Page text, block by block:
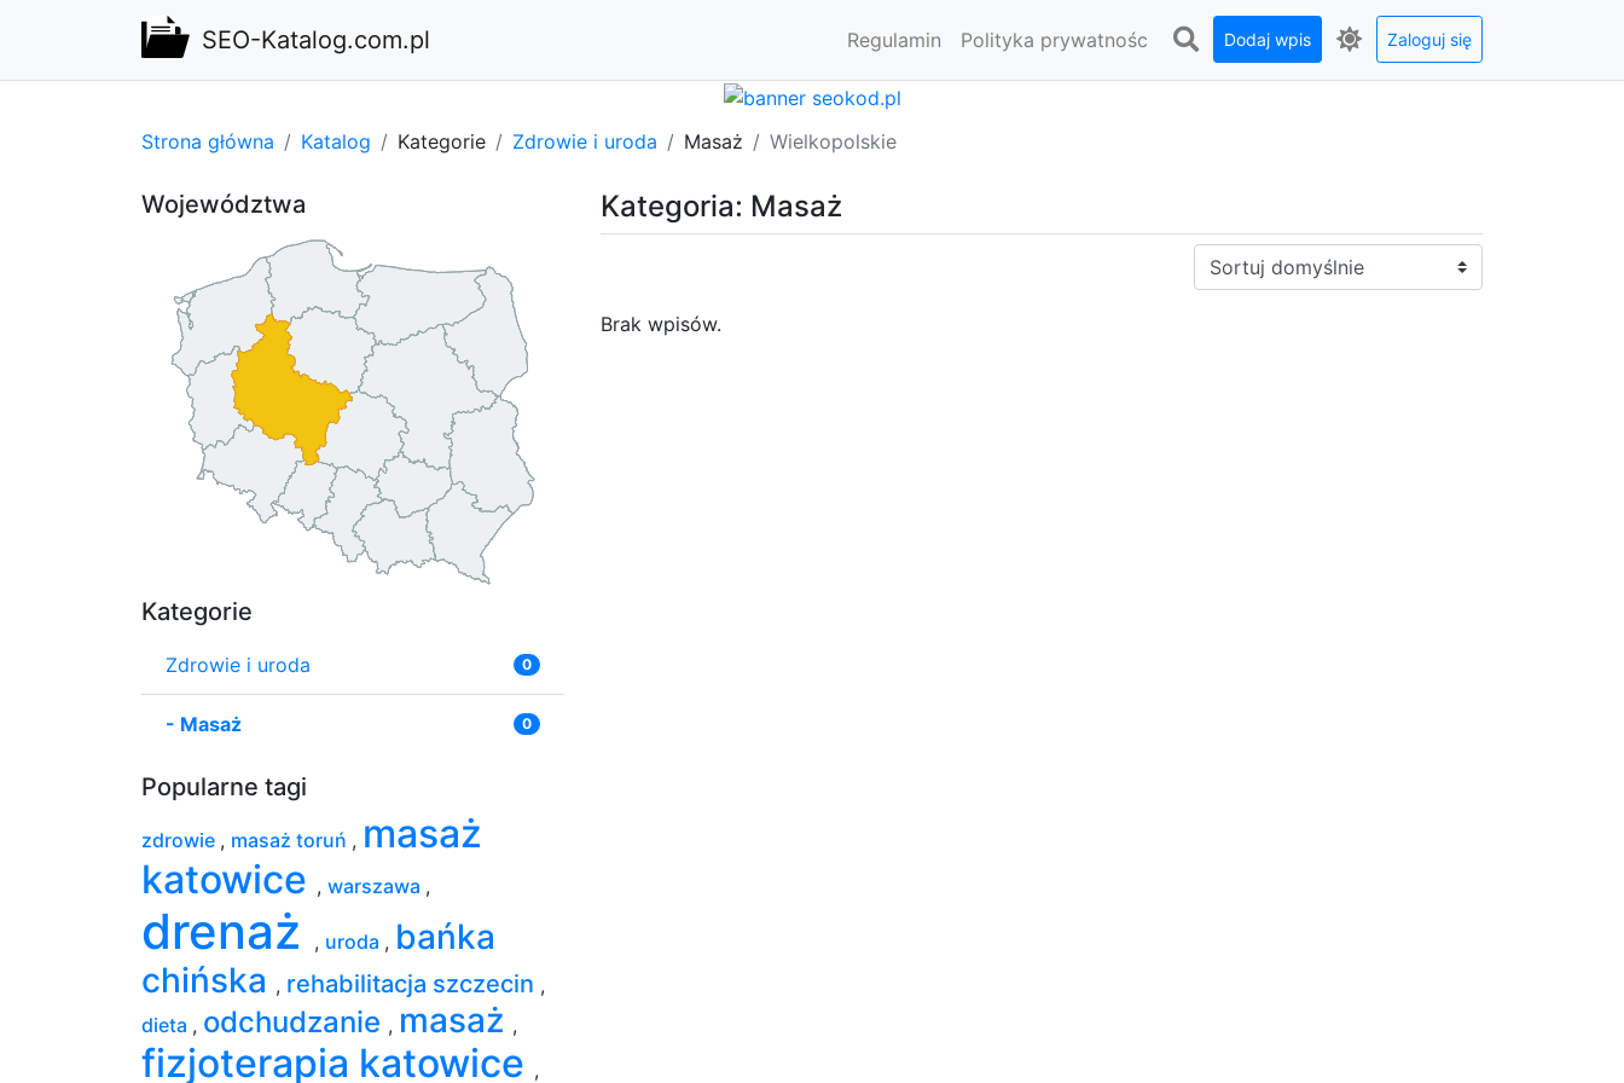
SEO-Katalog.com.pl Regulamin Polityka prywatnośc Dodaj wpis Zaloguj się
Strona główna Katalog Kategorie Zdrowie i uroda Masaż Wielkopolskie
Kategoria: Masaż
Sortuj:
Brak wpisów.
Województwa
Kategorie
Zdrowie i uroda 0
- Masaż 0
Popularne tagi
zdrowie , masaż toruń , masaż
katowice , warszawa ,
drenaż , uroda , bańka
chińska , rehabilitacja szczecin ,
dieta , odchudzanie , masaż ,
fizjoterapia katowice ,